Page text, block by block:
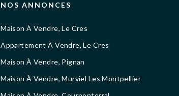
NOS ANNONCES
Maison À Vendre, Le Cres
Appartement À Vendre, Le Cres
Maison À Vendre, Pignan
Maison À Vendre, Murviel Les Montpellier